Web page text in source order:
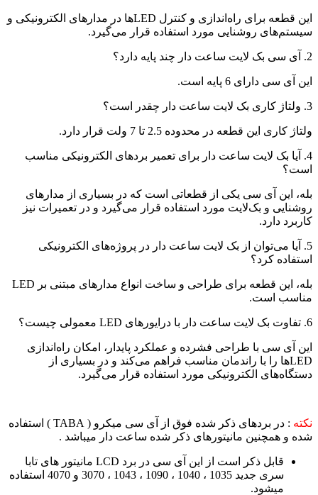
این قطعه برای راه‌اندازی و کنترل LEDها در مدارهای الکترونیکی و
سیستم‌های روشنایی مورد استفاده قرار می‌گیرد.
2. آی سی بک لایت ساعت دار چند پایه دارد؟
این آی سی دارای 6 پایه است.
3. ولتاژ کاری بک لایت ساعت دار چقدر است؟
ولتاژ کاری این قطعه در محدوده 2.5 تا 7 ولت قرار دارد.
4. آیا بک لایت ساعت دار برای تعمیر بردهای الکترونیکی مناسب
است؟
بله، این آی سی یکی از قطعاتی است که در بسیاری از مدارهای
روشنایی و بک‌لایت مورد استفاده قرار می‌گیرد و در تعمیرات نیز
کاربرد دارد.
5. آیا می‌توان از بک لایت ساعت دار در پروژه‌های الکترونیکی
استفاده کرد؟
بله، این قطعه برای طراحی و ساخت انواع مدارهای مبتنی بر LED
مناسب است.
6. تفاوت بک لایت ساعت دار با درایورهای LED معمولی چیست؟
این آی سی با طراحی فشرده و عملکرد پایدار، امکان راه‌اندازی
LEDها را با راندمان مناسب فراهم می‌کند و در بسیاری از
دستگاه‌های الکترونیکی مورد استفاده قرار می‌گیرد.
نکته
: در بردهای ذکر شده فوق از آی سی میکرو ( TABA ) استفاده
شده و همچنین مانیتورهای ذکر شده ساعت دار میباشد .
قابل ذکر است از این آی سی در برد LCD مانیتور های تابا
سری جدید 1035 ، 1040 ، 1090 ، 1043 ، 3070 و 4070 استفاده
میشود.